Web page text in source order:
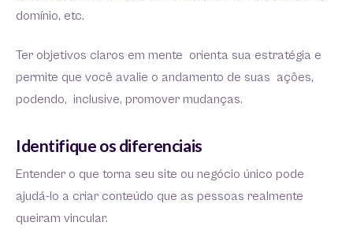
domínio, etc.
Ter objetivos claros em mente orienta sua estratégia e
permite que você avalie o andamento de suas ações,
podendo, inclusive, promover mudanças.
Identifique os diferenciais
Entender o que torna seu site ou negócio único pode
ajudá-lo a criar conteúdo que as pessoas realmente
queiram vincular.